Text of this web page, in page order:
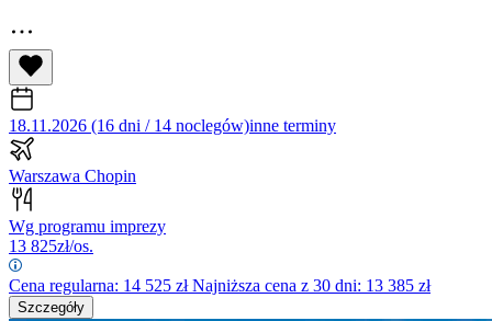
18.11.2026 (16 dni / 14 noclegów)inne terminy
Warszawa Chopin
Wg programu imprezy
13 825zł/os.
Cena regularna: 14 525 złNajniższa cena z 30 dni: 13 385 zł
Szczegóły